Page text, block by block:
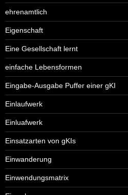
ehrenamtlich
Eigenschaft
Eine Gesellschaft lernt
einfache Lebensformen
Eingabe-Ausgabe Puffer einer gKI
Einlaufwerk
Einluafwerk
Einsatzarten von gKIs
Einwanderung
Einwendungsmatrix